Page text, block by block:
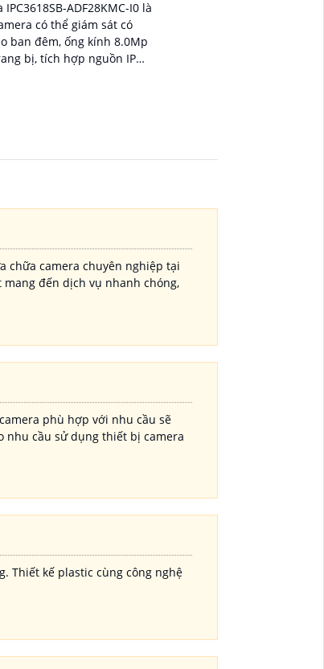
IPC3618SB-ADF28KMC-I0 là
có thể giám sát có
ban đêm, ống kính 8.0Mp
bị, tích hợp nguồn IP
chữa camera chuyên nghiệp tại
đến dịch vụ nhanh chóng,
phù hợp với nhu cầu sẽ
nhu cầu sử dụng thiết bị camera
Thiết kế plastic cùng công nghệ